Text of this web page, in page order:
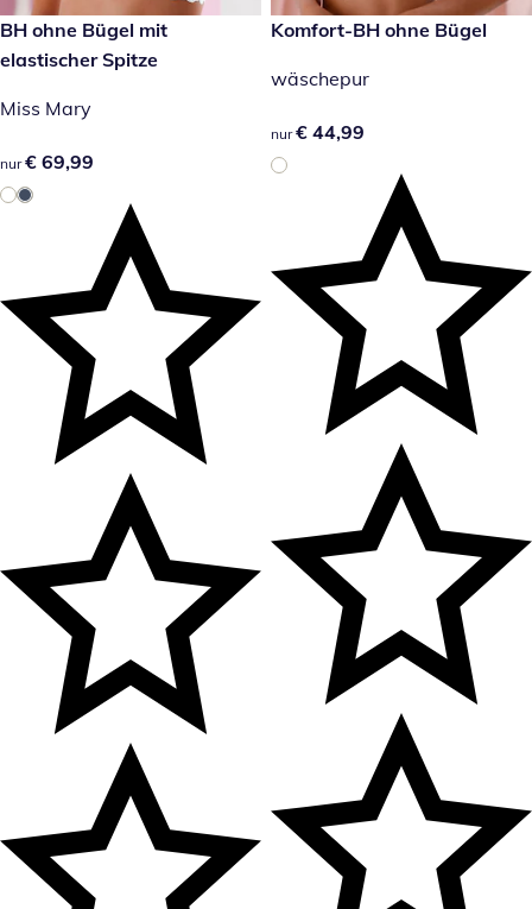
€ 69,99
BH ohne Bügel mit
elastischer Spitze
Miss Mary
€ 69,99
nur € 69,99
€ 44,99
Komfort-BH ohne Bügel
wäschepur
€ 44,99
nur € 44,99